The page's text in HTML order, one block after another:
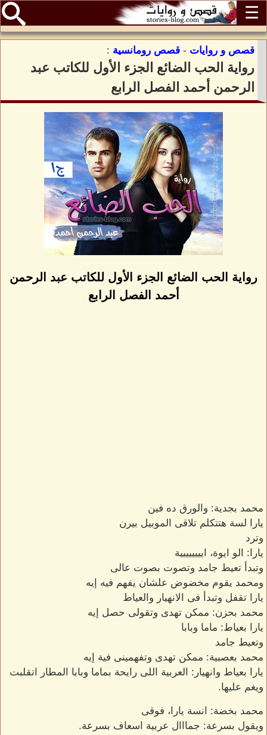
☰
قصص و روايات - قصص رومانسية :
رواية الحب الضائع الجزء الأول للكاتب عبد
الرحمن أحمد الفصل الرابع
رواية الحب الضائع الجزء الأول للكاتب عبد الرحمن
أحمد الفصل الرابع
محمد بجدية: والورق ده فين
يارا لسة هتتكلم تلاقى الموبيل بيرن
وترد
يارا: الو ايوة، ايييييييية
وتبدأ تعيط جامد وتصوت بصوت عالى
ومحمد يقوم مخضوض علشان يفهم فيه إيه
يارا تقفل وتبدأ فى الانهيار والعياط
محمد بحزن: ممكن تهدى وتقولى حصل إيه
يارا بعياط: ماما وبابا
وتعيط جامد
محمد بعصبية: ممكن تهدى وتفهمينى فية إيه
يارا بعياط وانهيار: العربية اللى رايحة بماما وبابا المطار اتقلبت
ويغم عليها.
محمد بخضة: انسة يارا، فوقى
ويقول بسرعة: جمااال عربية اسعاف بسرعة.